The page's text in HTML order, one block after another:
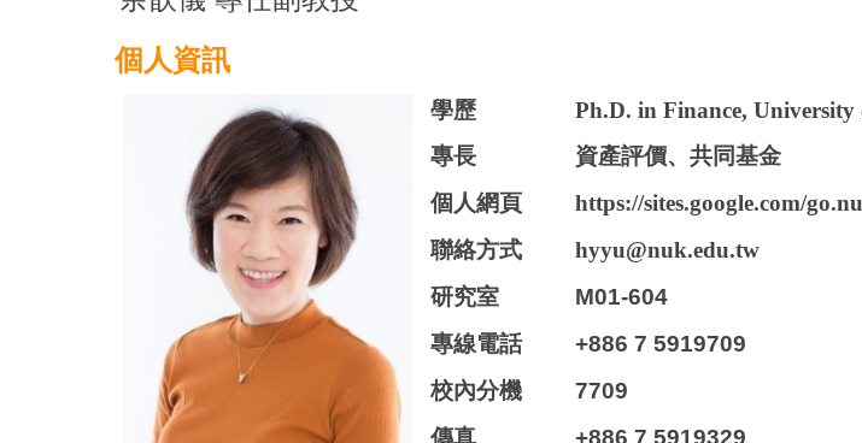
個人資訊
學歷
Ph.D. in Finance,
專長
資產評價、共同基金
個人網頁
https://sites.google.com/
聯絡方式
hyyu@nuk.edu.tw
研究室
M01-604
專線電話
+886 7 5919709
校內分機
7709
傳真
+886 7 5919329